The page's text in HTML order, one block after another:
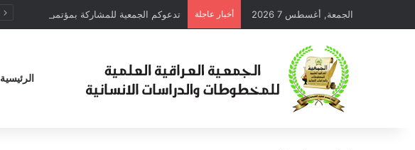
الجمعة, أغسطس 7 2026 أخبار عاجلة
الرئيسية